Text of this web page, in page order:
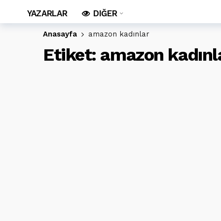
YAZARLAR DIĞER
Anasayfa amazon kadınlar
Etiket: amazon